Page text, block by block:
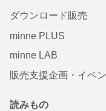
ダウンロード販売
minne PLUS
minne LAB
販売支援企画・イベ
読みもの